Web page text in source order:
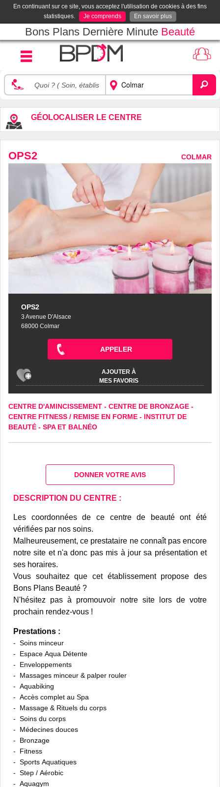
En continuant sur ce site, vous acceptez l'utilisation de cookies à des fins
statistiques.
Je comprends En savoir plus
Bons Plans Dernière Minute Beauté
GÉOLOCALISER LE CENTRE
OPS2 COLMAR
OPS2
3 Avenue D'Alsace
68000 Colmar
APPELER
AJOUTER À
MES FAVORIS
CENTRE D'AMINCISSEMENT - CENTRE DE BRONZAGE -
CENTRE FITNESS / REMISE EN FORME - INSTITUT DE
BEAUTÉ - SPA ET BALNÉO
DONNER VOTRE AVIS
DESCRIPTION DU CENTRE :
Les coordonnées de ce centre de beauté ont été
vérifiées par nos soins.
Malheureusement, ce prestataire ne connaît pas encore
notre site et n'a donc pas mis à jour sa présentation et
ses horaires.
Vous souhaitez que cet établissement propose des
Bons Plans Beauté ?
N'hésitez pas à promouvoir notre site lors de votre
prochain rendez-vous !
Prestations :
Soins minceur
Espace Aqua Détente
Enveloppements
Massages minceur & palper rouler
Aquabiking
Accès complet au Spa
Massage & Rituels du corps
Soins du corps
Médecines douces
Bronzage
Fitness
Sports Aquatiques
Step / Aérobic
Aquagym